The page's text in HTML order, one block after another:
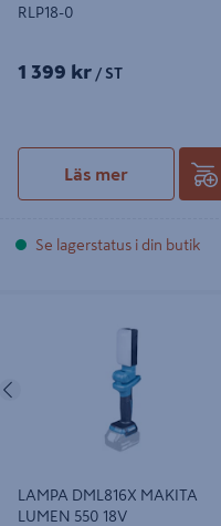
RLP18-0
1 399 kr / ST
Läs mer
Se lagerstatus i din butik
LAMPA DML816X MAKITA
LUMEN 550 18V